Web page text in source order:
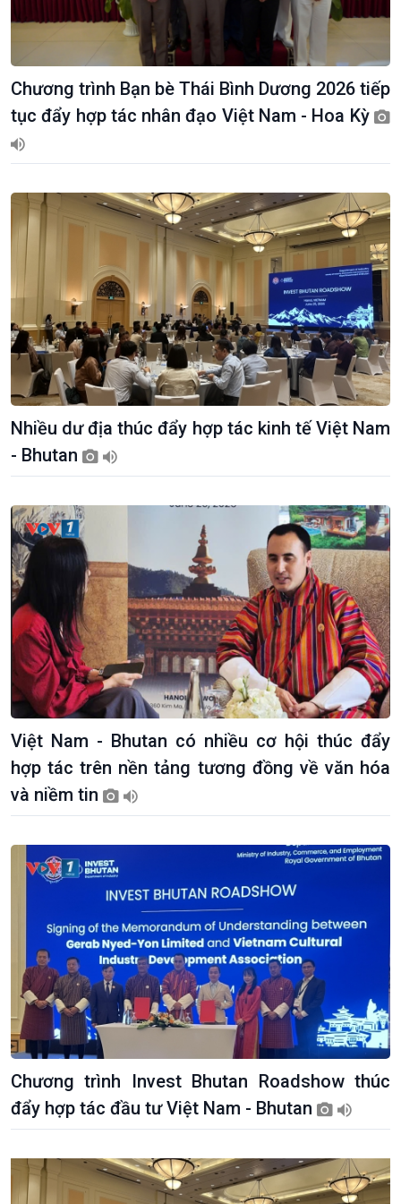
Kinh tế
Tin Kinh tế
Trước giờ mở cửa
Dòng chảy Kinh tế
Sức sống hàng Việt
Khởi nghiệp
thương mại
Nông nghiệp & Biển đảo
Tin Nông nghiệp & Biển
đảo
Mùa vàng
Biển đảo Việt Nam
Tìm hiểu biển, đảo Việt
Chương trình Bạn bè Thái Bình Dương 2026 tiếp
tục đẩy hợp tác nhân đạo Việt Nam - Hoa Kỳ
Nhiều dư địa thúc đẩy hợp tác kinh tế Việt Nam
- Bhutan
Việt Nam - Bhutan có nhiều cơ hội thúc đẩy
hợp tác trên nền tảng tương đồng về văn hóa
và niềm tin
Chương trình Invest Bhutan Roadshow thúc
đẩy hợp tác đầu tư Việt Nam - Bhutan